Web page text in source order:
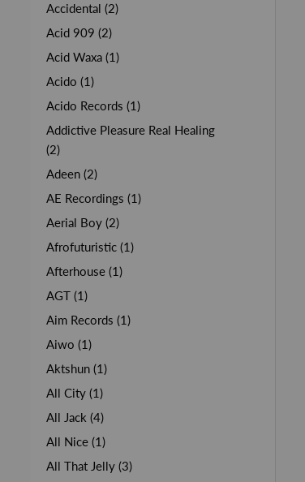
Accidental (2)
Acid 909 (2)
Acid Waxa (1)
Acido (1)
Acido Records (1)
Addictive Pleasure Real Healing
(2)
Adeen (2)
AE Recordings (1)
Aerial Boy (2)
Afrofuturistic (1)
Afterhouse (1)
AGT (1)
Aim Records (1)
Aiwo (1)
Aktshun (1)
All City (1)
All Jack (4)
All Nice (1)
All That Jelly (3)